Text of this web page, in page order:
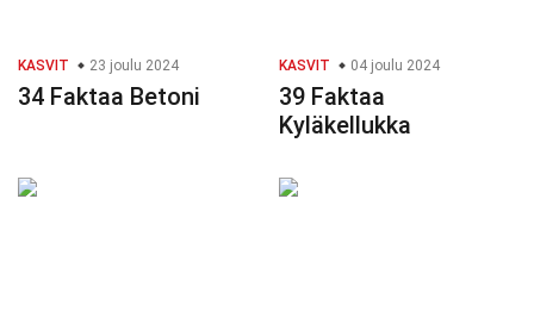
KASVIT 23 joulu 2024
34 Faktaa Betoni
KASVIT 04 joulu 2024
39 Faktaa
Kyläkellukka